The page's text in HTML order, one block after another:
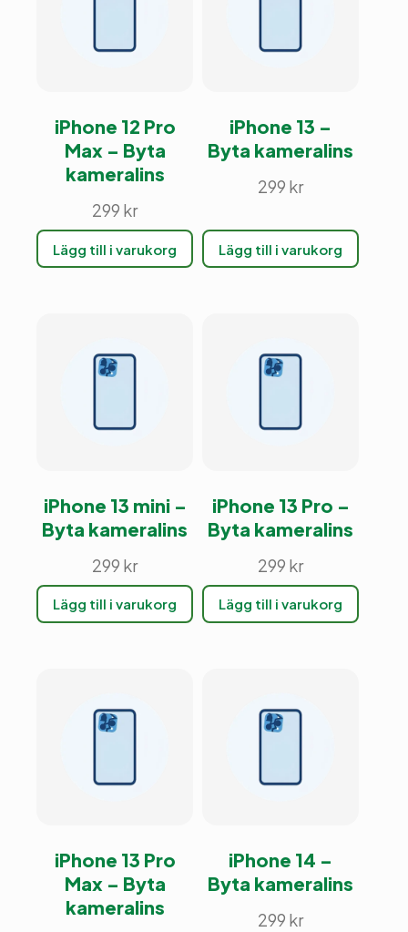
iPhone 12 Pro
Max – Byta
kameralins
299 kr
Lägg till i varukorg
iPhone 13 –
Byta kameralins
299 kr
Lägg till i varukorg
iPhone 13 mini –
Byta kameralins
299 kr
Lägg till i varukorg
iPhone 13 Pro –
Byta kameralins
299 kr
Lägg till i varukorg
iPhone 13 Pro
Max – Byta
kameralins
iPhone 14 –
Byta kameralins
299 kr